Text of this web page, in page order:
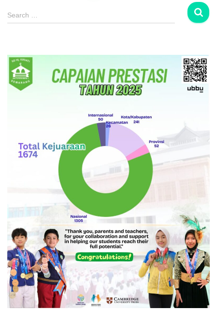
pagination
S
e
c
o
Search …